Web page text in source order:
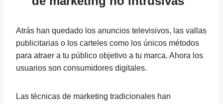
Atrás han quedado los anuncios televisivos, las vallas
publicitarias o los carteles como los únicos métodos
para atraer a tu público objetivo a tu marca. Ahora los
usuarios son consumidores digitales.
Las técnicas de marketing tradicionales han